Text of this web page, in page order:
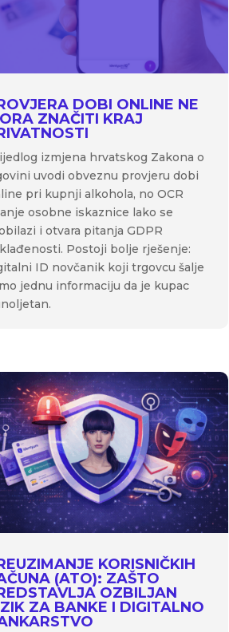
DOBI ONLINE NE
ZNAČITI KRAJ
izmjena hrvatskog Zakona o
uvodi obveznu provjeru dobi
pri kupnji alkohola, no OCR
osobne iskaznice lako se
i otvara pitanja GDPR
Postoji bolje rješenje:
ID novčanik koji trgovcu šalje
jednu informaciju da je kupac
KORISNIČKIH
(ATO): ZAŠTO
OZBILJAN
ZA BANKE I DIGITALNO